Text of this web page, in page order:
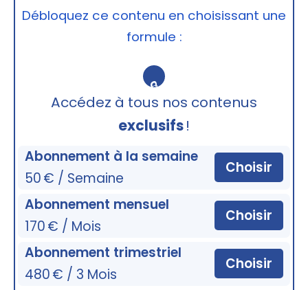
Débloquez ce contenu en choisissant une
formule :
🔒
Accédez à tous nos contenus
exclusifs!
Abonnement à la semaine
50 € / Semaine
Choisir
Abonnement mensuel
170 € / Mois
Choisir
Abonnement trimestriel
480 € / 3 Mois
Choisir